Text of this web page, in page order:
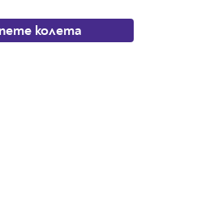
колета